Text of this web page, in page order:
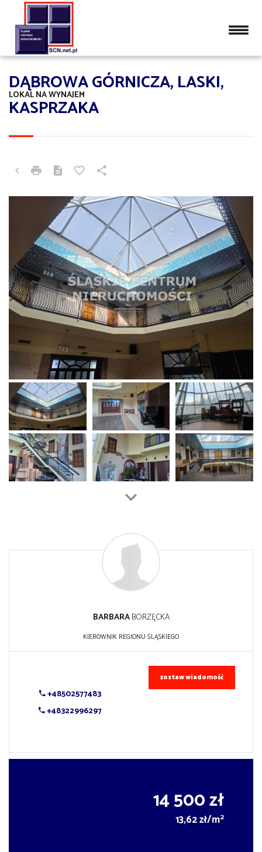
DĄBROWA GÓRNICZA, LASKI,
KASPRZAKA
LOKAL NA WYNAJEM
BARBARABORZĘCKA
KIEROWNIK REGIONU ŚLĄSKIEGO
+48502577483
+48322996297
zostaw wiadomość
14 500 zł
13,62 zł/m2